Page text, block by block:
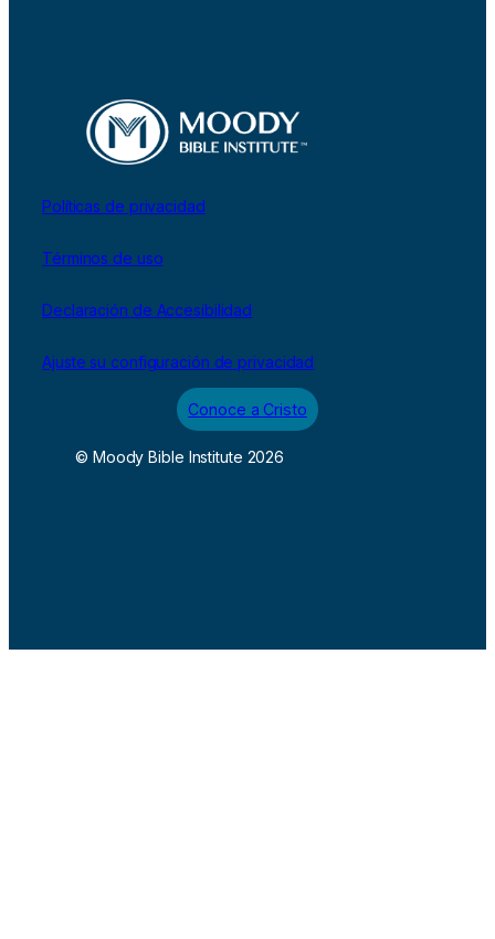
Políticas de privacidad
Términos de uso
Declaración de Accesibilidad
Ajuste su configuración de privacidad
Conoce a Cristo
© Moody Bible Institute 2026